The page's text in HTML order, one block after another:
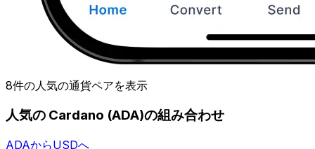
8件の人気の通貨ペアを表示
人気の Cardano (ADA)の組み合わせ
ADAからUSDへ